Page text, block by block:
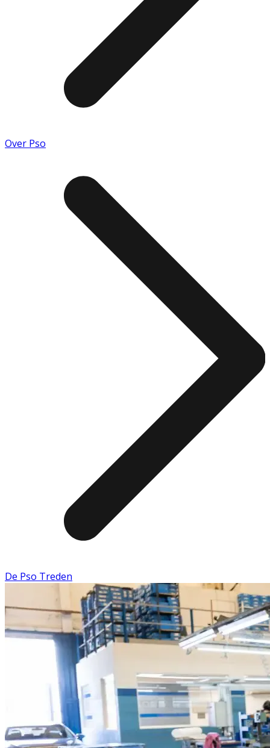
Over Pso
De Pso Treden